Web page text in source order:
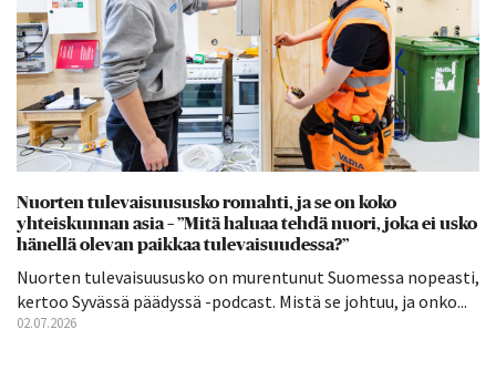
Nuorten tulevaisuususko romahti, ja se on koko
yhteiskunnan asia – ”Mitä haluaa tehdä nuori, joka ei usko
hänellä olevan paikkaa tulevaisuudessa?”
Nuorten tulevaisuususko on murentunut Suomessa nopeasti,
kertoo Syvässä päädyssä -podcast. Mistä se johtuu, ja onko...
02.07.2026